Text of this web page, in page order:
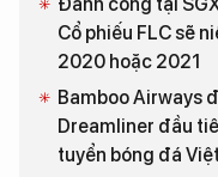
Cổ phiếu FLC sẽ
2020 hoặc 2021
Bamboo Airways
Dreamliner đầu
tuyển bóng đá